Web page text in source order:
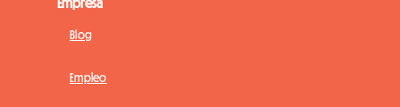
Empresa
Blog
Empleo